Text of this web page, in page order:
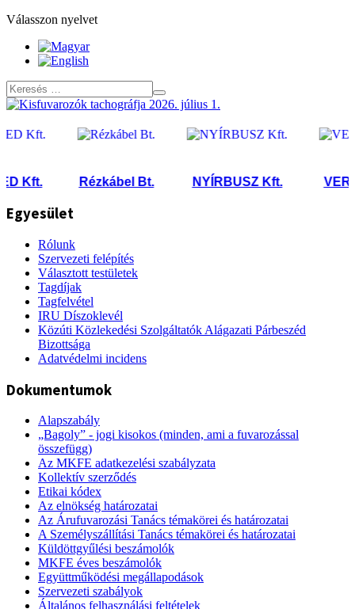
Válasszon nyelvet
Kft. Rézkábel Bt. NYÍRBUSZ Kft.
Egyesület
Rólunk
Szervezeti felépítés
Választott testületek
Tagdíjak
Tagfelvétel
IRU Díszoklevél
Közúti Közlekedési Szolgáltatók Alágazati Párbeszéd
Bizottsága
Adatvédelmi incidens
Dokumentumok
Alapszabály
„Bagoly” - jogi kisokos (minden, ami a fuvarozással
összefügg)
Az MKFE adatkezelési szabályzata
Kollektív szerződés
Etikai kódex
Az elnökség határozatai
Az Árufuvarozási Tanács témakörei és határozatai
A Személyszállítási Tanács témakörei és határozatai
Küldöttgyűlési beszámolók
MKFE éves beszámolók
Együttműködési megállapodások
Szervezeti szabályok
Általános felhasználási feltételek